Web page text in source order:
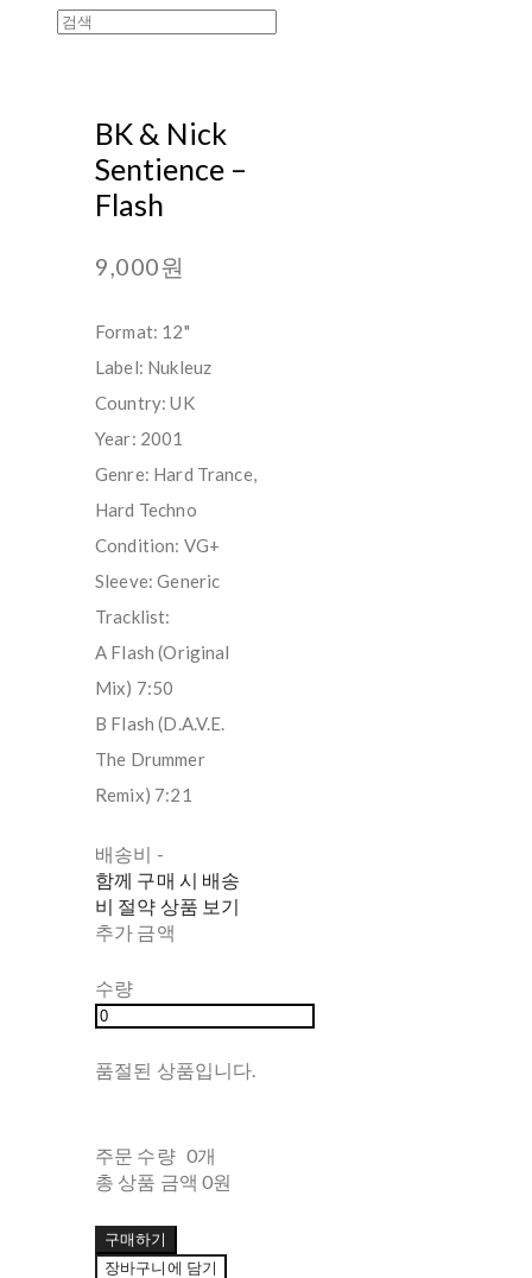
BK & Nick
Sentience ‎–
Flash
9,000원
Format: 12"
Label: Nukleuz
Country: UK
Year: 2001
Genre: Hard Trance,
Hard Techno
Condition: VG+
Sleeve: Generic
Tracklist:
A Flash (Original
Mix) 7:50
B Flash (D.A.V.E.
The Drummer
Remix) 7:21
배송비 -
함께 구매 시 배송
비 절약 상품 보기
추가 금액
수량
품절된 상품입니다.
주문 수량 0개
총 상품 금액 0원
구매하기
장바구니에 담기